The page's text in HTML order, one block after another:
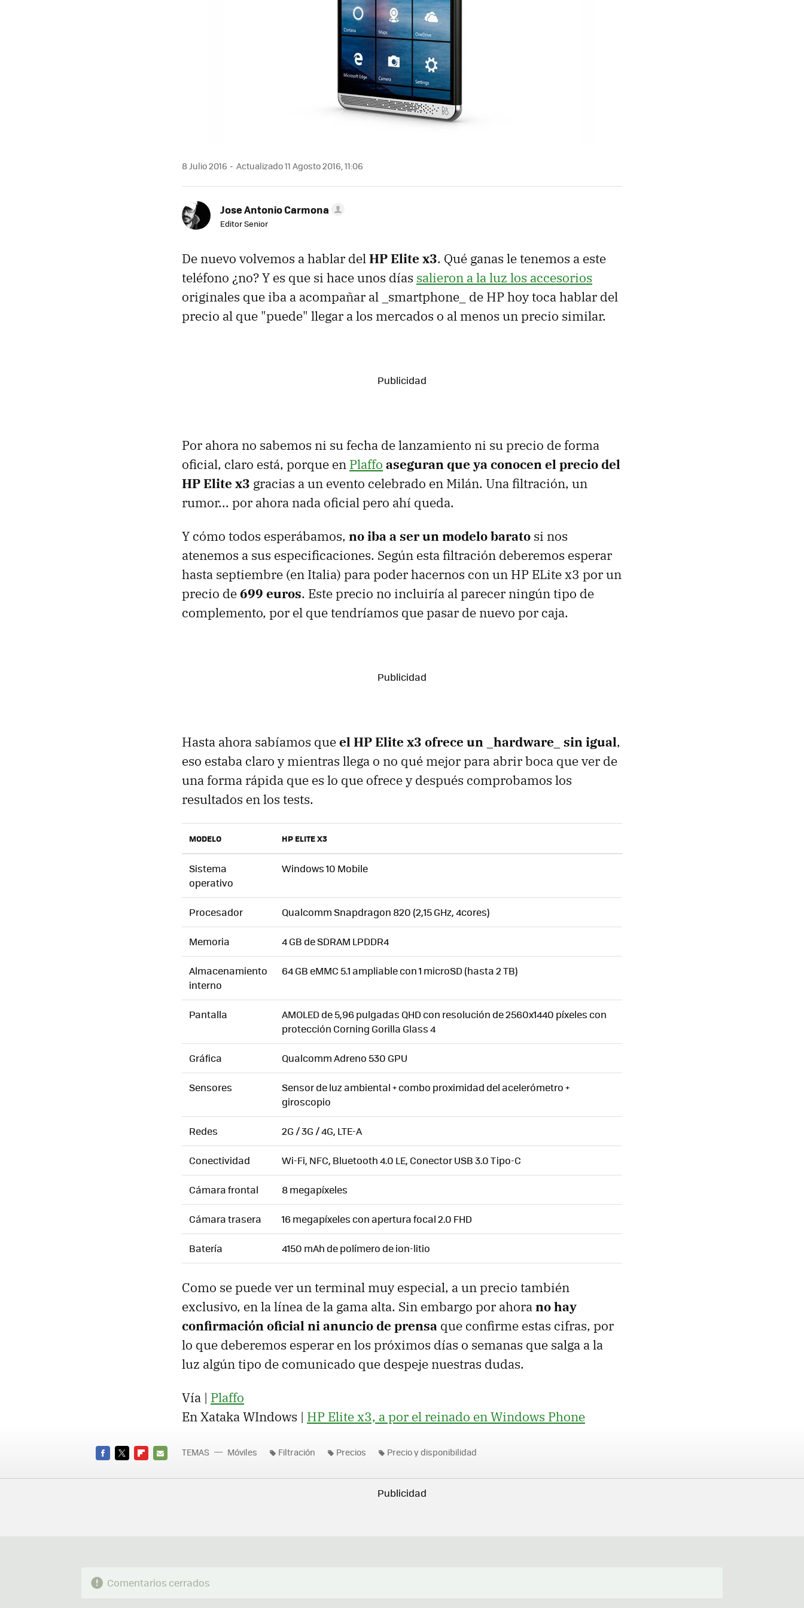
8 Julio 2016 Actualizado 11 Agosto 2016, 11:06
Jose Antonio Carmona
Editor Senior
De nuevo volvemos a hablar delHP Elite x3. Qué ganas le tenemos a este
teléfono ¿no? Y es que si hace unos días salieron a la luz los accesorios
originales que iba a acompañar al _smartphone_ de HP hoy toca hablar del
precio al que "puede" llegar a los mercados o al menos un precio similar.
Por ahora no sabemos ni su fecha de lanzamiento ni su precio de forma
oficial, claro está, porque en Plaffo aseguran que ya conocen el precio del
HP Elite x3 gracias a un evento celebrado en Milán. Una filtración, un
rumor... por ahora nada oficial pero ahí queda.
Y cómo todos esperábamos, no iba a ser un modelo barato si nos
atenemos a sus especificaciones. Según esta filtración deberemos esperar
hasta septiembre (en Italia) para poder hacernos con un HP ELite x3 por un
precio de699 euros. Este precio no incluiría al parecer ningún tipo de
complemento, por el que tendríamos que pasar de nuevo por caja.
Hasta ahora sabíamos queel HP Elite x3 ofrece un _hardware_ sin igual,
eso estaba claro y mientras llega o no qué mejor para abrir boca que ver de
una forma rápida que es lo que ofrece y después comprobamos los
resultados en los tests.
MODELO HP ELITE X3
Sistema
operativo
Windows 10 Mobile
Procesador Qualcomm Snapdragon 820 (2,15 GHz, 4cores)
Memoria 4 GB de SDRAM LPDDR4
Almacenamiento
interno
64 GB eMMC 5.1 ampliable con 1 microSD (hasta 2 TB)
Pantalla
AMOLED de 5,96 pulgadas QHD con resolución de 2560x1440 píxeles con
protección Corning Gorilla Glass 4
Gráfica Qualcomm Adreno 530 GPU
Sensores
Sensor de luz ambiental + combo proximidad del acelerómetro +
giroscopio
Redes 2G / 3G / 4G, LTE-A
Conectividad Wi-Fi, NFC, Bluetooth 4.0 LE, Conector USB 3.0 Tipo-C
Cámara frontal 8 megapíxeles
Cámara trasera 16 megapíxeles con apertura focal 2.0 FHD
Batería 4150 mAh de polímero de ion-litio
Como se puede ver un terminal muy especial, a un precio también
exclusivo, en la línea de la gama alta. Sin embargo por ahorano hay
confirmación oficial ni anuncio de prensa que confirme estas cifras, por
lo que deberemos esperar en los próximos días o semanas que salga a la
luz algún tipo de comunicado que despeje nuestras dudas.
Vía | Plaffo
En Xataka WIndows | HP Elite x3, a por el reinado en Windows Phone
MAIL
TEMAS Móviles Filtración Precios Precio y disponibilidad
Comentarios cerrados